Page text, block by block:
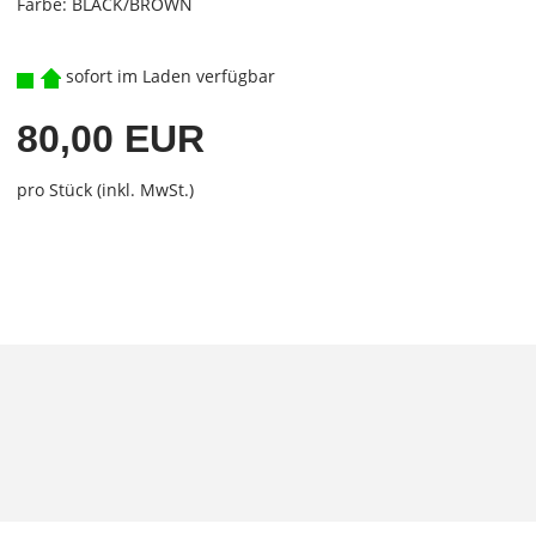
sofort im Laden verfügbar
80,00 EUR
pro Stück (inkl. MwSt.)